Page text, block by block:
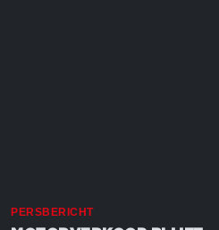
PERSBERICHT